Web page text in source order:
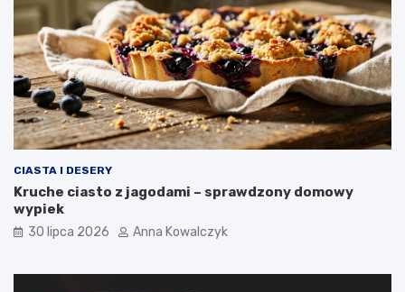
CIASTA I DESERY
Kruche ciasto z jagodami – sprawdzony domowy
wypiek
30 lipca 2026 Anna Kowalczyk